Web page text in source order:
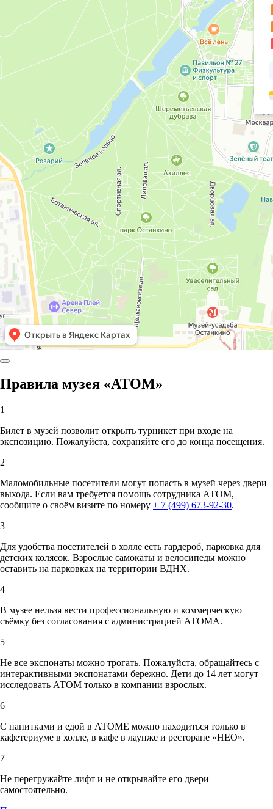
Правила музея «АТОМ»
1
Билет в музей позволит открыть турникет при входе на
экспозицию. Пожалуйста, сохраняйте его до конца посещения.
2
Маломобильные посетители могут попасть в музей через двери
выхода. Если вам требуется помощь сотрудника АТОМ,
сообщите о своём визите по номеру + 7 (499) 673-92-30.
3
Для удобства посетителей в холле есть гардероб, парковка для
детских колясок. Взрослые самокаты и велосипеды можно
оставить на парковках на территории ВДНХ.
4
В музее нельзя вести профессиональную и коммерческую
съёмку без согласования с администрацией АТОМА.
5
Не все экспонаты можно трогать. Пожалуйста, обращайтесь с
интерактивными экспонатами бережно. Дети до 14 лет могут
исследовать АТОМ только в компании взрослых.
6
С напитками и едой в АТОМЕ можно находиться только в
кафетериуме в холле, в кафе в лаунже и ресторане «НЕО».
7
Не перегружайте лифт и не открывайте его двери
самостоятельно.